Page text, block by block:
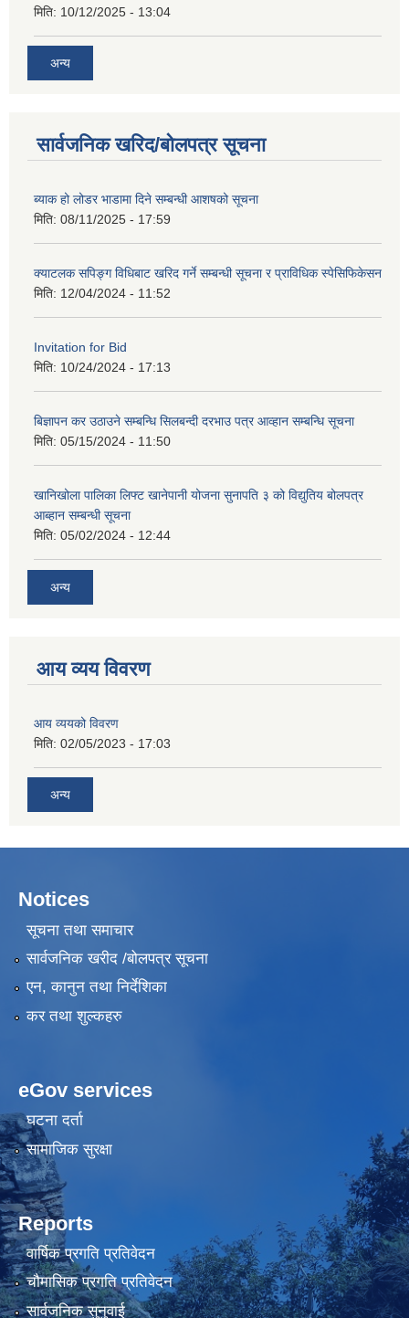
मिति: 10/12/2025 - 13:04
अन्य
सार्वजनिक खरिद/बोलपत्र सूचना
ब्याक हो लोडर भाडामा दिने सम्बन्धी आशषको सूचना
मिति: 08/11/2025 - 17:59
क्याटलक सपिङ्ग विधिबाट खरिद गर्ने सम्बन्धी सूचना र प्राविधिक स्पेसिफिकेसन
मिति: 12/04/2024 - 11:52
Invitation for Bid
मिति: 10/24/2024 - 17:13
बिज्ञापन कर उठाउने सम्बन्धि सिलबन्दी दरभाउ पत्र आव्हान सम्बन्धि सूचना
मिति: 05/15/2024 - 11:50
खानिखोला पालिका लिफ्ट खानेपानी योजना सुनापति ३ को विद्युतिय बोलपत्र
आब्हान सम्बन्धी सूचना
मिति: 05/02/2024 - 12:44
अन्य
आय व्यय विवरण
आय व्ययको विवरण
मिति: 02/05/2023 - 17:03
अन्य
Notices
सूचना तथा समाचार
सार्वजनिक खरीद /बोलपत्र सूचना
एन, कानुन तथा निर्देशिका
कर तथा शुल्कहरु
eGov services
घटना दर्ता
सामाजिक सुरक्षा
Reports
वार्षिक प्रगति प्रतिवेदन
चौमासिक प्रगति प्रतिवेदन
सार्वजनिक सुनुवाई